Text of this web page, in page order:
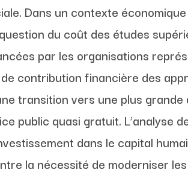
Dans un contexte
du coût des études
par les organisations
contribution financière des
transition vers une plus
public quasi gratuit.
dans le capital
la nécessité de moderniser